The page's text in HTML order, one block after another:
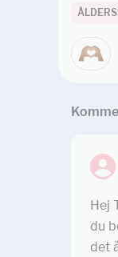
Hej
du
det